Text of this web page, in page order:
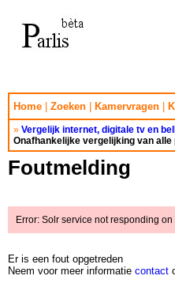
Home Zoeken Kamervragen
» Vergelijk internet, digitale tv en
Onafhankelijke vergelijking van
Foutmelding
Error: Solr service not responding
Er is een fout opgetreden
Neem voor meer informatie contact